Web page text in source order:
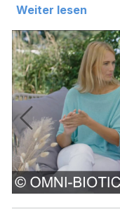
Weiter lesen